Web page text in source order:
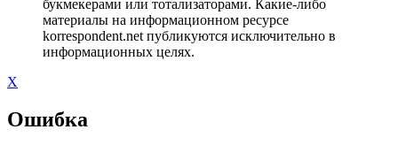
букмекерами или тотализаторами. Какие-либо
материалы на информационном ресурсе
korrespondent.net публикуются исключительно в
информационных целях.
X
Ошибка